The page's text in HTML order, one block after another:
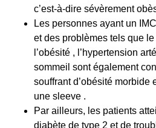
c’est-à-dire sévèrement
Les personnes ayant un
IMC
et des problèmes tels que
l’obésité , l’hypertension
sommeil sont également
souffrant d’obésité morbide
une sleeve .
Par ailleurs, les patients
diabète de type 2 et de